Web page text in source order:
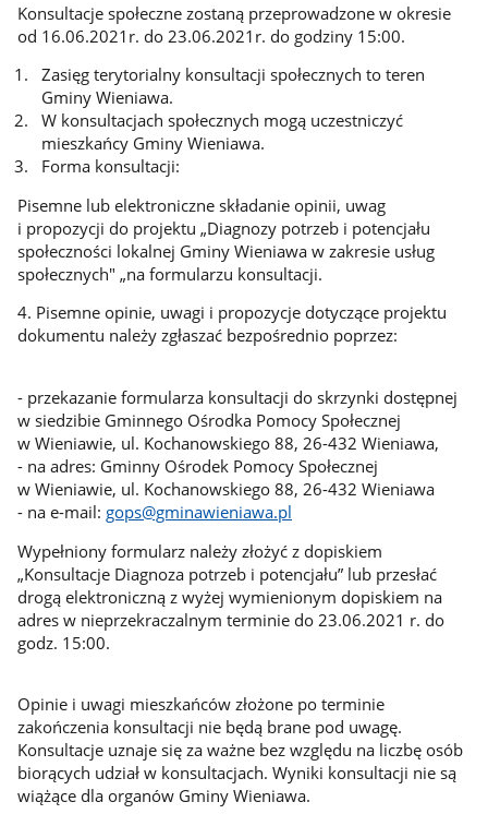
Konsultacje społeczne zostaną przeprowadzone w okresie
od 16.06.2021r. do 23.06.2021r. do godziny 15:00.
Zasięg terytorialny konsultacji społecznych to teren
Gminy Wieniawa.
W konsultacjach społecznych mogą uczestniczyć
mieszkańcy Gminy Wieniawa.
Forma konsultacji:
Pisemne lub elektroniczne składanie opinii, uwag
i propozycji do projektu „Diagnozy potrzeb i potencjału
społeczności lokalnej Gminy Wieniawa w zakresie usług
społecznych" „na formularzu konsultacji.
4. Pisemne opinie, uwagi i propozycje dotyczące projektu
dokumentu należy zgłaszać bezpośrednio poprzez:
- przekazanie formularza konsultacji do skrzynki dostępnej
w siedzibie Gminnego Ośrodka Pomocy Społecznej
w Wieniawie, ul. Kochanowskiego 88, 26-432 Wieniawa,
- na adres: Gminny Ośrodek Pomocy Społecznej
w Wieniawie, ul. Kochanowskiego 88, 26-432 Wieniawa
- na e-mail: gops@gminawieniawa.pl
Wypełniony formularz należy złożyć z dopiskiem
„Konsultacje Diagnoza potrzeb i potencjału” lub przesłać
drogą elektroniczną z wyżej wymienionym dopiskiem na
adres w nieprzekraczalnym terminie do 23.06.2021 r. do
godz. 15:00.
Opinie i uwagi mieszkańców złożone po terminie
zakończenia konsultacji nie będą brane pod uwagę.
Konsultacje uznaje się za ważne bez względu na liczbę osób
biorących udział w konsultacjach. Wyniki konsultacji nie są
wiążące dla organów Gminy Wieniawa.